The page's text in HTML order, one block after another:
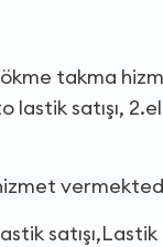
takma
satışı,